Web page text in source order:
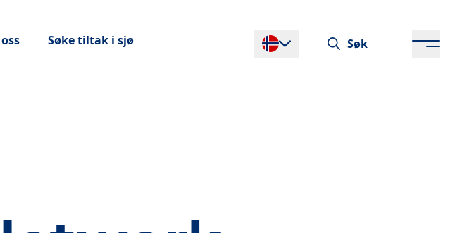
Søke tiltak i sjø
Endre språk Søk